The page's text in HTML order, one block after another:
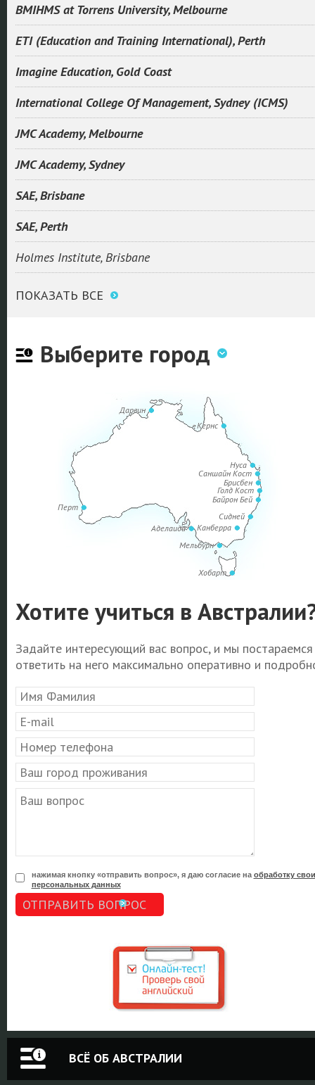
BMIHMS at Torrens University, Melbourne
ETI (Education and Training International), Perth
Imagine Education, Gold Coast
International College Of Management, Sydney (ICMS)
JMC Academy, Melbourne
JMC Academy, Sydney
SAE, Brisbane
SAE, Perth
Holmes Institute, Brisbane
ПОКАЗАТЬ ВСЕ
Выберите город
Сидней
Аделаида
Байрон Бей
Брисбен
Голд Кост
Канберра
Кернс
Мельбурн
Перт
Саншайн Кост
Хобарт
Нуса
Дарвин
Хотите учиться в
Задайте интересующий вас вопрос, и мы постараемся
ответить на него максимально оперативно и
нажимая кнопку «отправить вопрос», я даю согласие на обработку
персональных данных
ОТПРАВИТЬ ВОПРОС
ВСЁ ОБ АВСТРАЛИИ